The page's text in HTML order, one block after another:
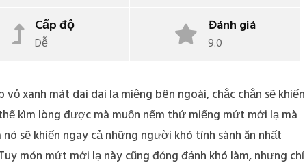
Cấp độ
Dễ
Đánh giá
9.0
xanh mát dai dai lạ miệng bên ngoài, chắc chắn sẽ khiến
kìm lòng được mà muốn nếm thử miếng mứt mới lạ mà
sẽ khiến ngay cả những người khó tính sành ăn nhất
món mứt mới lạ này cũng đỏng đảnh khó làm, nhưng chỉ
Đậm
Chuẩn Ngon, Đậm Đà,
Hấp Dẫn